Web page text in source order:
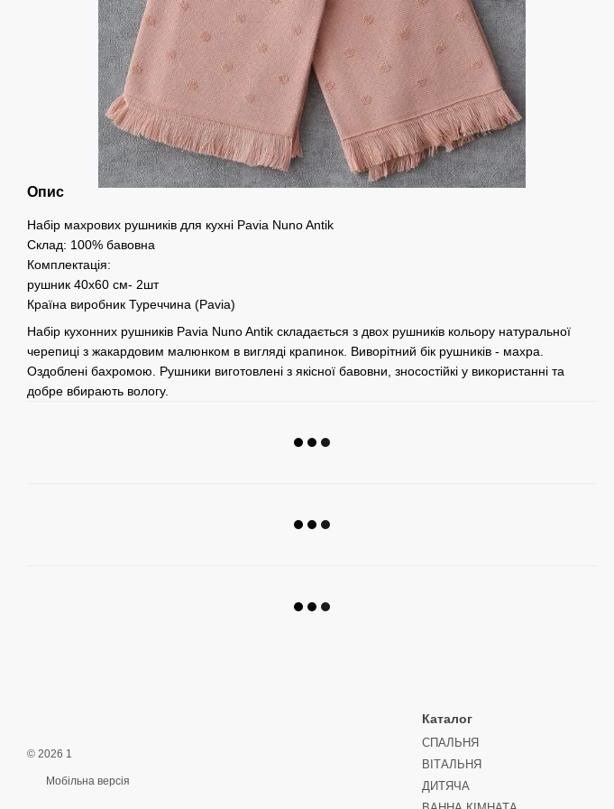
Опис
Набір махрових рушників для кухні Pavia Nuno Antik
Склад: 100% бавовна
Комплектація:
рушник 40х60 см- 2шт
Країна виробник Туреччина (Pavia)
Набір кухонних рушників Pavia Nuno Antik складається з двох рушників кольору натуральної
черепиці з жакардовим малюнком в вигляді крапинок. Виворітний бік рушників - махра.
Оздоблені бахромою. Рушники виготовлені з якісної бавовни, зносостійкі у використанні та
добре вбирають вологу.
© 2026 1
Мобільна версія
Каталог
СПАЛЬНЯ
ВІТАЛЬНЯ
ДИТЯЧА